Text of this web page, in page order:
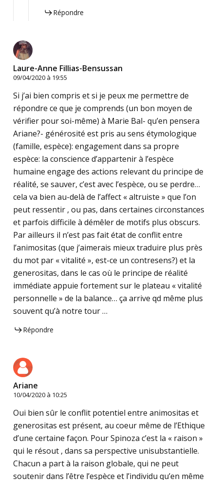
Répondre
Laure-Anne Fillias-Bensussan
09/04/2020 à 19:55
Si j’ai bien compris et si je peux me permettre de
répondre ce que je comprends (un bon moyen de
vérifier pour soi-même) à Marie Bal- qu’en pensera
Ariane?- générosité est pris au sens étymologique
(famille, espèce): engagement dans sa propre
espèce: la conscience d’appartenir à l’espèce
humaine engage des actions relevant du principe de
réalité, se sauver, c’est avec l’espèce, ou se perdre…
cela va bien au-delà de l’affect « altruiste » que l’on
peut ressentir , ou pas, dans certaines circonstances
et parfois difficile à démêler de motifs plus obscurs.
Par ailleurs il n’est pas fait état de conflit entre
l’animositas (que j’aimerais mieux traduire plus près
du mot par « vitalité », est-ce un contresens?) et la
generositas, dans le cas où le principe de réalité
immédiate appuie fortement sur le plateau « vitalité
personnelle » de la balance… ça arrive qd même plus
souvent qu’à notre tour …
Répondre
Ariane
10/04/2020 à 10:25
Oui bien sûr le conflit potentiel entre animositas et
generositas est présent, au coeur même de l’Ethique
d’une certaine façon. Pour Spinoza c’est la « raison »
qui le résout , dans sa perspective unisubstantielle.
Chacun a part à la raison globale, qui ne peut
soutenir dans l’être l’espèce et l’individu qu’en même